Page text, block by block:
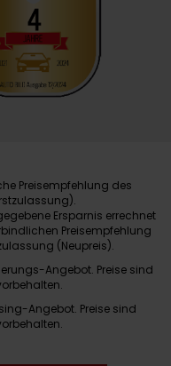
Preisempfehlung des
Ersparnis errechnet
Preisempfehlung
(Neupreis).
Angebot. Preise sind
Angebot. Preise sind